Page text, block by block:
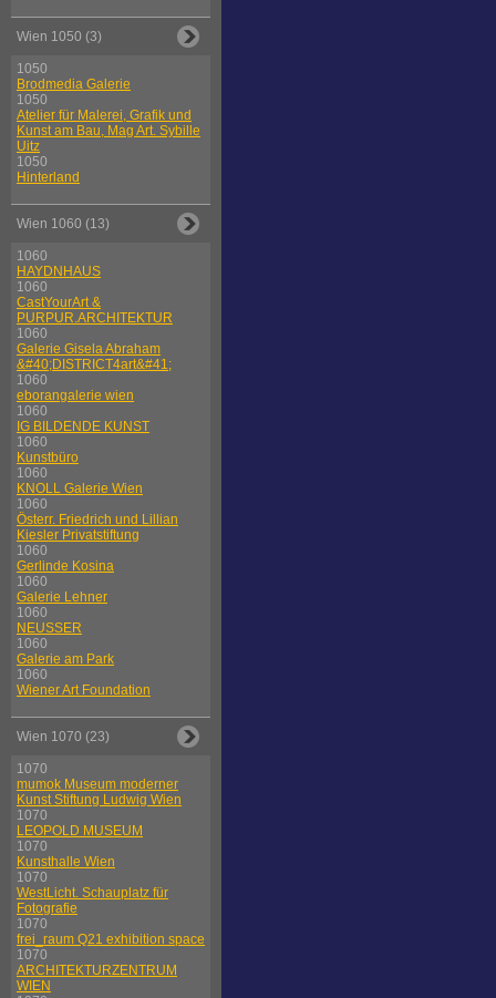
Wien 1050 (3)
1050
Brodmedia Galerie
1050
Atelier für Malerei, Grafik und
Kunst am Bau, Mag Art. Sybille
Uitz
1050
Hinterland
Wien 1060 (13)
1060
HAYDNHAUS
1060
CastYourArt &
PURPUR.ARCHITEKTUR
1060
Galerie Gisela Abraham
&#40;DISTRICT4art&#41;
1060
eborangalerie wien
1060
IG BILDENDE KUNST
1060
Kunstbüro
1060
KNOLL Galerie Wien
1060
Österr. Friedrich und Lillian
Kiesler Privatstiftung
1060
Gerlinde Kosina
1060
Galerie Lehner
1060
NEUSSER
1060
Galerie am Park
1060
Wiener Art Foundation
Wien 1070 (23)
1070
mumok Museum moderner
Kunst Stiftung Ludwig Wien
1070
LEOPOLD MUSEUM
1070
Kunsthalle Wien
1070
WestLicht. Schauplatz für
Fotografie
1070
frei_raum Q21 exhibition space
1070
ARCHITEKTURZENTRUM
WIEN